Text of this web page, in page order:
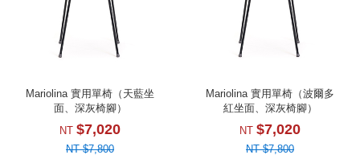
Mariolina 實用單椅（天藍坐
面、深灰椅腳）
NT $7,020
NT $7,800
Mariolina 實用單椅（波爾多
紅坐面、深灰椅腳）
NT $7,020
NT $7,800